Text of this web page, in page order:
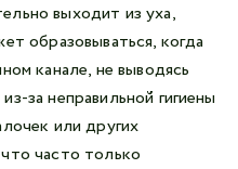
выходит из уха,
образовываться, когда
канале, не выводясь
за неправильной гигиены
или других
часто только